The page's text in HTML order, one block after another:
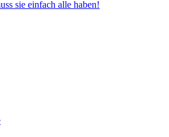
sie einfach alle haben!